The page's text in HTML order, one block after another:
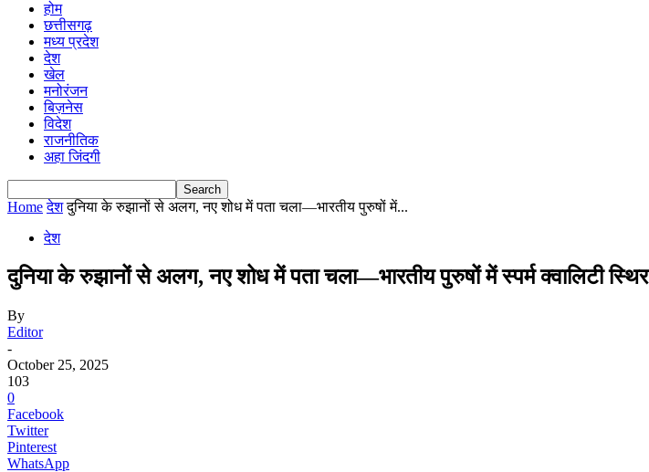
होम
छत्तीसगढ़
मध्य प्रदेश
देश
खेल
मनोरंजन
बिज़नेस
विदेश
राजनीतिक
अहा जिंदगी
Home देश दुनिया के रुझानों से अलग, नए शोध में पता चला—भारतीय पुरुषों में...
देश
दुनिया के रुझानों से अलग, नए शोध में पता चला—भारतीय पुरुषों में स्पर्म क्वालिटी स्थिर
By
Editor
-
October 25, 2025
103
0
Facebook
Twitter
Pinterest
WhatsApp